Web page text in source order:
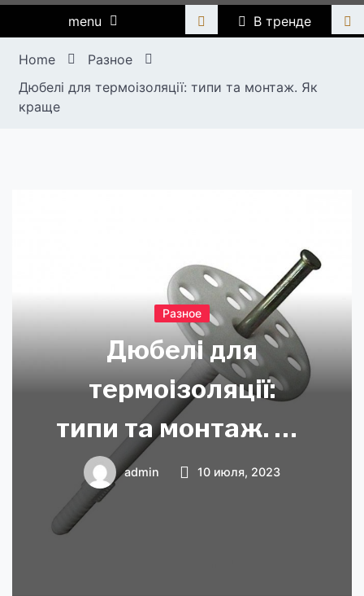
menu В тренде
Home
Разное
Дюбелі для термоізоляції: типи та монтаж. Як
краще
Разное
Дюбелі для
термоізоляції:
типи та монтаж. Як
краще
admin 10 июля, 2023